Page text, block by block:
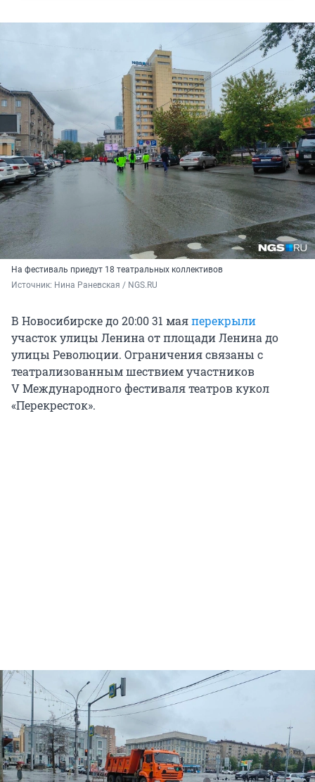
На фестиваль приедут 18 театральных коллективов
Источник: Нина Раневская / NGS.RU
В Новосибирске до 20:00 31 маяперекрыли
участок улицы Ленина от площади Ленина до
улицы Революции. Ограничения связаны с
театрализованным шествием участников
V Международногофестиваля театров кукол
«Перекресток».